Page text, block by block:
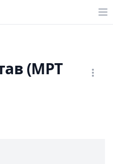
(МРТ